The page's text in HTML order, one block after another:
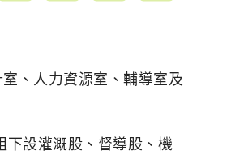
、人力資源室、輔導室及
下設灌溉股、督導股、機